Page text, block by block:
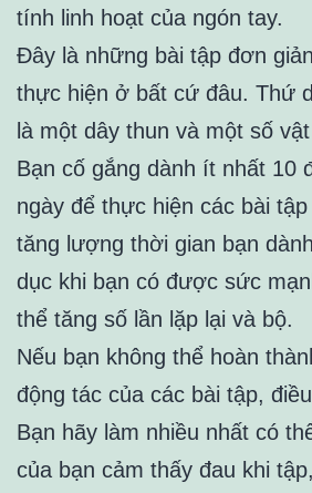
tính linh hoạt của ngón tay.
Đây là những bài tập đơn
thực hiện ở bất cứ đâu. Thứ
là một dây thun và một số
Bạn cố gắng dành ít nhất 10
ngày để thực hiện các bài
tăng lượng thời gian bạn
dục khi bạn có được sức
thể tăng số lần lặp lại và bộ.
Nếu bạn không thể hoàn
động tác của các bài tập,
Bạn hãy làm nhiều nhất có
của bạn cảm thấy đau khi